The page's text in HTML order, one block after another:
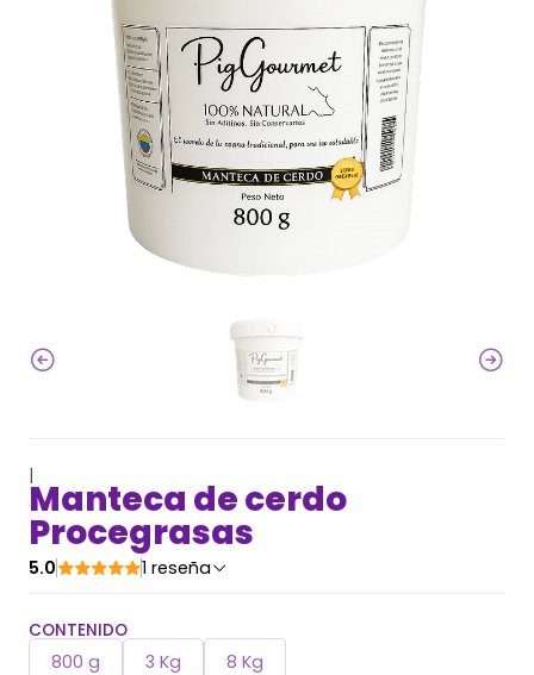
|
Manteca de cerdo
Procegrasas
5.0 1 reseña
CONTENIDO
800 g 3 Kg 8 Kg